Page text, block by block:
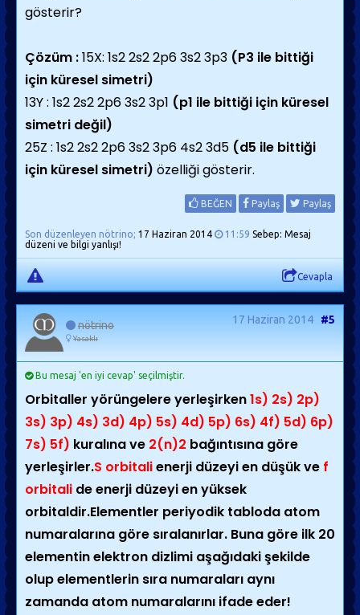
gösterir?
Çözüm :15X: 1s2 2s2 2p6 3s2 3p3 (P3 ile bittiği
için küresel simetri)
13Y : 1s2 2s2 2p6 3s2 3p1 (p1 ile bittiği için küresel
simetri değil)
25Z : 1s2 2s2 2p6 3s2 3p6 4s2 3d5 (d5 ile bittiği
için küresel simetri) özelliği gösterir.
BEĞEN Paylaş Paylaş
Son düzenleyen nötrino; 17 Haziran 2014 11:59 Sebep: Mesaj
düzeni ve bilgi yanlışı!
Cevapla
nötrino
Yasaklı
17 Haziran 2014 #5
Bu mesaj 'en iyi cevap' seçilmiştir.
Orbitaller yörüngelere yerleşirken1s) 2s) 2p)
3s) 3p) 4s) 3d) 4p) 5s) 4d) 5p) 6s) 4f) 5d) 6p)
7s) 5f) kuralına ve 2(n)2 bağıntısına göre
yerleşirler.S orbitalienerji düzeyi en düşük ve f
orbitali de enerji düzeyi en yüksek
orbitaldir.Elementler periyodik tabloda atom
numaralarına göre sıralanırlar. Buna göre ilk 20
elementin elektron dizlimi aşağıdaki şekilde
olup elementlerin sıra numaraları aynı
zamanda atom numaralarını ifade eder!